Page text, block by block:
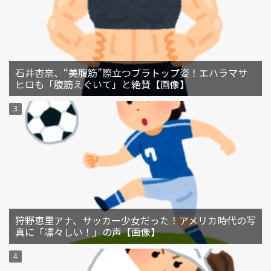
石井杏奈、“美腹筋”際立つブラトップ姿！エハラマサ
ヒロも「腹筋えぐいて」と絶賛【画像】
狩野恵里アナ、サッカー少女だった！アメリカ時代の写
真に「凛々しい！」の声【画像】